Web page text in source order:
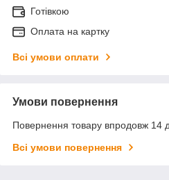
Готівкою
Оплата на картку
Всі умови оплати
Умови повернення
Повернення товару впродовж 14
Всі умови повернення